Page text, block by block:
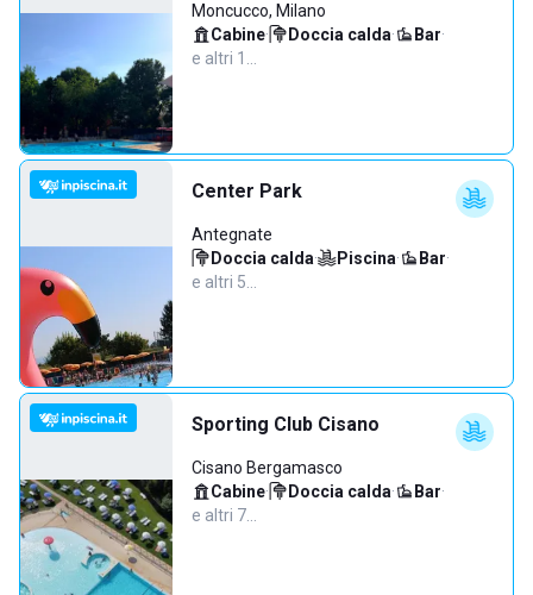
Moncucco, Milano
Cabine· Doccia calda· Bar·
e altri 1…
Center Park
Antegnate
Doccia calda· Piscina· Bar·
e altri 5…
Sporting Club Cisano
Cisano Bergamasco
Cabine· Doccia calda· Bar·
e altri 7…